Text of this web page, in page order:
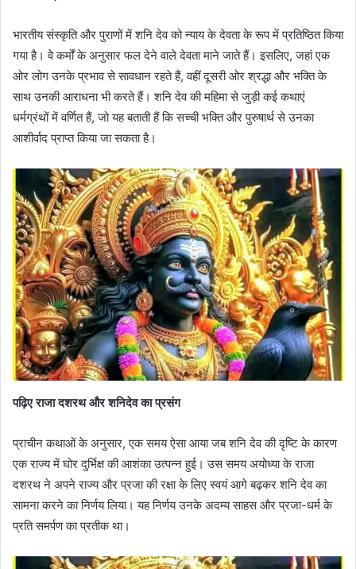
भारतीय संस्कृति और पुराणों में शनि देव को न्याय के देवता के रूप में प्रतिष्ठित किया
गया है। वे कर्मों के अनुसार फल देने वाले देवता माने जाते हैं। इसलिए, जहां एक
ओर लोग उनके प्रभाव से सावधान रहते हैं, वहीं दूसरी ओर श्रद्धा और भक्ति के
साथ उनकी आराधना भी करते हैं। शनि देव की महिमा से जुड़ी कई कथाएं
धर्मग्रंथों में वर्णित हैं, जो यह बताती हैं कि सच्ची भक्ति और पुरुषार्थ से उनका
आशीर्वाद प्राप्त किया जा सकता है।
पढ़िए राजा दशरथ और शनिदेव का प्रसंग
प्राचीन कथाओं के अनुसार, एक समय ऐसा आया जब शनि देव की दृष्टि के कारण
एक राज्य में घोर दुर्भिक्ष की आशंका उत्पन्न हुई। उस समय अयोध्या के राजा
दशरथ ने अपने राज्य और प्रजा की रक्षा के लिए स्वयं आगे बढ़कर शनि देव का
सामना करने का निर्णय लिया। यह निर्णय उनके अदम्य साहस और प्रजा-धर्म के
प्रति समर्पण का प्रतीक था।